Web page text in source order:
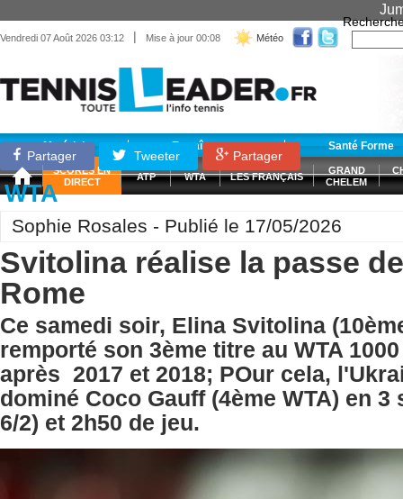
Vendredi 07 Août 2026 03:12 | Mise à jour 00:08 Météo
Matériel Entraînement Santé Forme
SCORES EN
DIRECT
ATP WTA LES FRANÇAIS
GRAND
CHELEM
Partager Tweeter Partager
WTA
Sophie Rosales - Publié le 17/05/2026
Svitolina réalise la passe
Rome
Ce samedi soir, Elina Svitolina
remporté son 3ème titre au WTA
après 2017 et 2018; POur cela,
dominé Coco Gauff (4ème WTA) en 3
6/2) et 2h50 de jeu.